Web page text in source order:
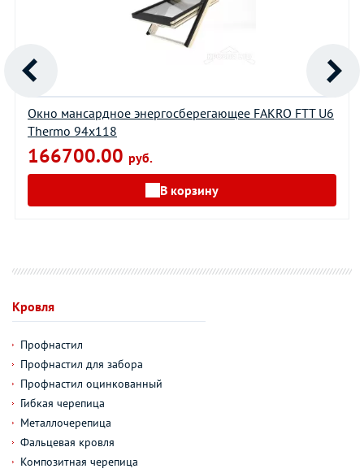
Окно мансардное энергосберегающее FAKRO FTT U6
Thermo 94х118
166700.00 руб.
В корзину
Кровля
Профнастил
Профнастил для забора
Профнастил оцинкованный
Гибкая черепица
Металлочерепица
Фальцевая кровля
Композитная черепица